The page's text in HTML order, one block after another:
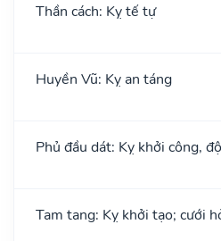
Thần cách: Kỵ tế tự
Huyền Vũ: Kỵ an táng
Phủ đầu dát: Kỵ khởi công,
Tam tang: Kỵ khởi tạo; cưới